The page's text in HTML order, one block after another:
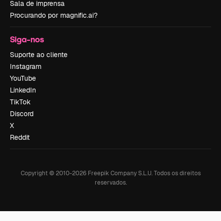
Sala de imprensa
Procurando por magnific.ai?
Siga-nos
Suporte ao cliente
Instagram
YouTube
LinkedIn
TikTok
Discord
X
Reddit
Copyright © 2010-2026Freepik Company S.L.U. Todos os direitos
reservados.